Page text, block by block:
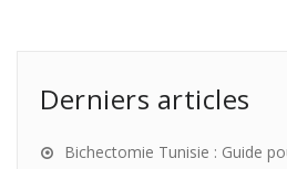
Derniers articles
Bichectomie Tunisie : Guide